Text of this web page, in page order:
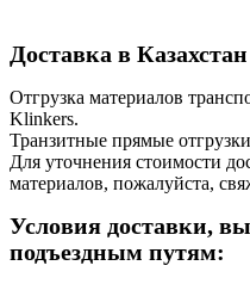
Доставка в Казахстан
Отгрузка материалов
Klinkers.
Транзитные прямые
Для уточнения стоимости
материалов, пожалуйста,
Условия доставки,
подъездным путям: